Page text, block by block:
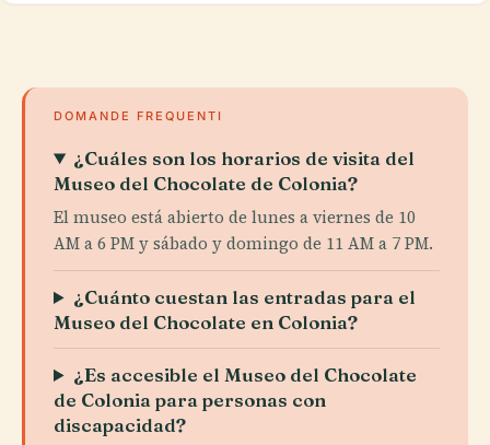
DOMANDE FREQUENTI
¿Cuáles son los horarios de visita del
Museo del Chocolate de Colonia?
El museo está abierto de lunes a viernes de 10
AM a 6 PM y sábado y domingo de 11 AM a 7 PM.
¿Cuánto cuestan las entradas para el
Museo del Chocolate en Colonia?
¿Es accesible el Museo del Chocolate
de Colonia para personas con
discapacidad?